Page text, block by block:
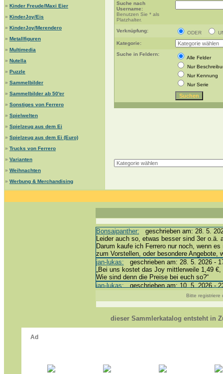
» Kinder Freude/Maxi Eier
» KinderJoy/Eis
» KinderJoy/Merendero
» Metallfiguren
» Multimedia
» Nutella
» Puzzle
» Sammelbilder
» Sammelbilder ab 50'er
» Sonstiges von Ferrero
» Spielwelten
» Spielzeug aus dem Ei
» Spielzeug aus dem Ei (Euro)
» Trucks von Ferrero
» Varianten
» Weihnachten
» Werbung & Merchandising
Suche nach
Username:
Benutzen Sie * als
Platzhalter.
Verknüpfung:
ODER
Kategorie:
Suche in Feldern:
Alle Felder
Nur
Nur Kennung
Nur Serie
Bonsaipanther: geschrieben am: 28. 5.
Leider auch so, etwas besser sind 3er o.ä.
Darum kaufe ich Ferrero nur noch, wenn
zum Vorstellen, oder besondere Angebote,
jan-lukas: geschrieben am: 28. 5. 2026 -
„Bei uns kostet das Joy mittlerweile 1,49
Wie sind denn die Preise bei euch so?“
jan-lukas:geschrieben am: 10. 5. 2026 -
Bonsaipanther:geschrieben am: 10. 5.
@ Harald
https://www.ue-ei-portal-
Dein Enkel sollte zur Strafe die nächsten
jan-lukas:
geschrieben am: 29. 4. 2026 -
https://www.ferrero-
Bitte registriere
dieser Sammlerkatalog entsteht in